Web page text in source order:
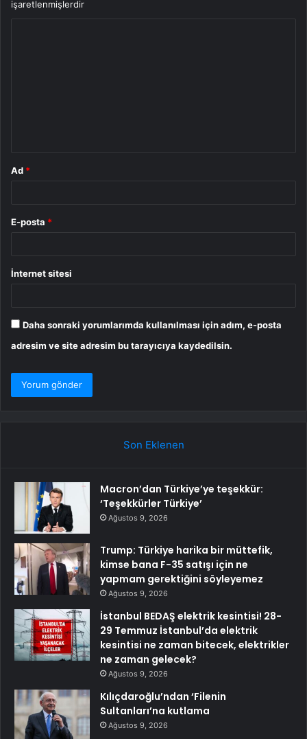
işaretlenmişlerdir
Ad *
E-posta *
İnternet sitesi
Daha sonraki yorumlarımda kullanılması için adım, e-posta
adresim ve site adresim bu tarayıcıya kaydedilsin.
Son Eklenen
Macron’dan Türkiye’ye teşekkür:
‘Teşekkürler Türkiye’
Ağustos 9, 2026
Trump: Türkiye harika bir müttefik,
kimse bana F-35 satışı için ne
yapmam gerektiğini söyleyemez
Ağustos 9, 2026
İstanbul BEDAŞ elektrik kesintisi! 28-
29 Temmuz İstanbul’da elektrik
kesintisi ne zaman bitecek, elektrikler
ne zaman gelecek?
Ağustos 9, 2026
Kılıçdaroğlu’ndan ‘Filenin
Sultanları’na kutlama
Ağustos 9, 2026